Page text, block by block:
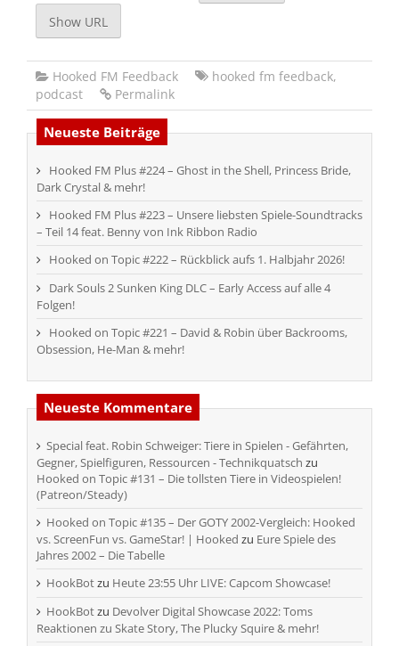
Show URL
Hooked FM Feedback hooked fm feedback,
podcast
Permalink
Neueste Beiträge
Hooked FM Plus #224 – Ghost in the Shell, Princess Bride,
Dark Crystal & mehr!
Hooked FM Plus #223 – Unsere liebsten Spiele-Soundtracks
– Teil 14 feat. Benny von Ink Ribbon Radio
Hooked on Topic #222 – Rückblick aufs 1. Halbjahr 2026!
Dark Souls 2 Sunken King DLC – Early Access auf alle 4
Folgen!
Hooked on Topic #221 – David & Robin über Backrooms,
Obsession, He-Man & mehr!
Neueste Kommentare
Special feat. Robin Schweiger: Tiere in Spielen - Gefährten,
Gegner, Spielfiguren, Ressourcen - Technikquatsch zu
Hooked on Topic #131 – Die tollsten Tiere in Videospielen!
(Patreon/Steady)
Hooked on Topic #135 – Der GOTY 2002-Vergleich: Hooked
vs. ScreenFun vs. GameStar! | Hooked zu Eure Spiele des
Jahres 2002 – Die Tabelle
HookBotzu Heute 23:55 Uhr LIVE: Capcom Showcase!
HookBotzu Devolver Digital Showcase 2022: Toms
Reaktionen zu Skate Story, The Plucky Squire & mehr!